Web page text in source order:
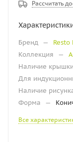
Рассчитать
Бренд —
Коллекция
—
Наличие крышки
Для
Наличие
Форма
—
Все